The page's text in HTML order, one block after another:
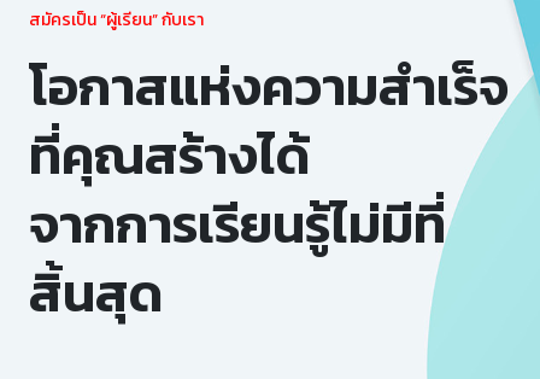
สมัครเป็น “ผู้เรียน” กับเรา
โอกาสแห่งความสำเร็จ
ที่คุณสร้างได้
จากการเรียนรู้ไม่มีที่
สิ้นสุด